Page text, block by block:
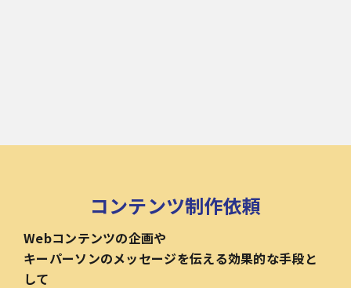
コンテンツ制作依頼
Webコンテンツの企画や
キーパーソンのメッセージを伝える効果的な手段と
して